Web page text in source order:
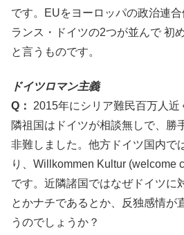
です。EUをヨーロッパの政治連
ランス・ドイツの2つが並んで 初
と言うものです。
ドイツロマン主義
Q：
2015年にシリア難民百万人
隣祖国はドイツが相談無しで、勝
非難しました。他方ドイツ国内で
り、Willkommen Kultur (welcome
です。近隣諸国ではなぜドイツに
とかナチであるとか、反独感情が
うのでしょうか？